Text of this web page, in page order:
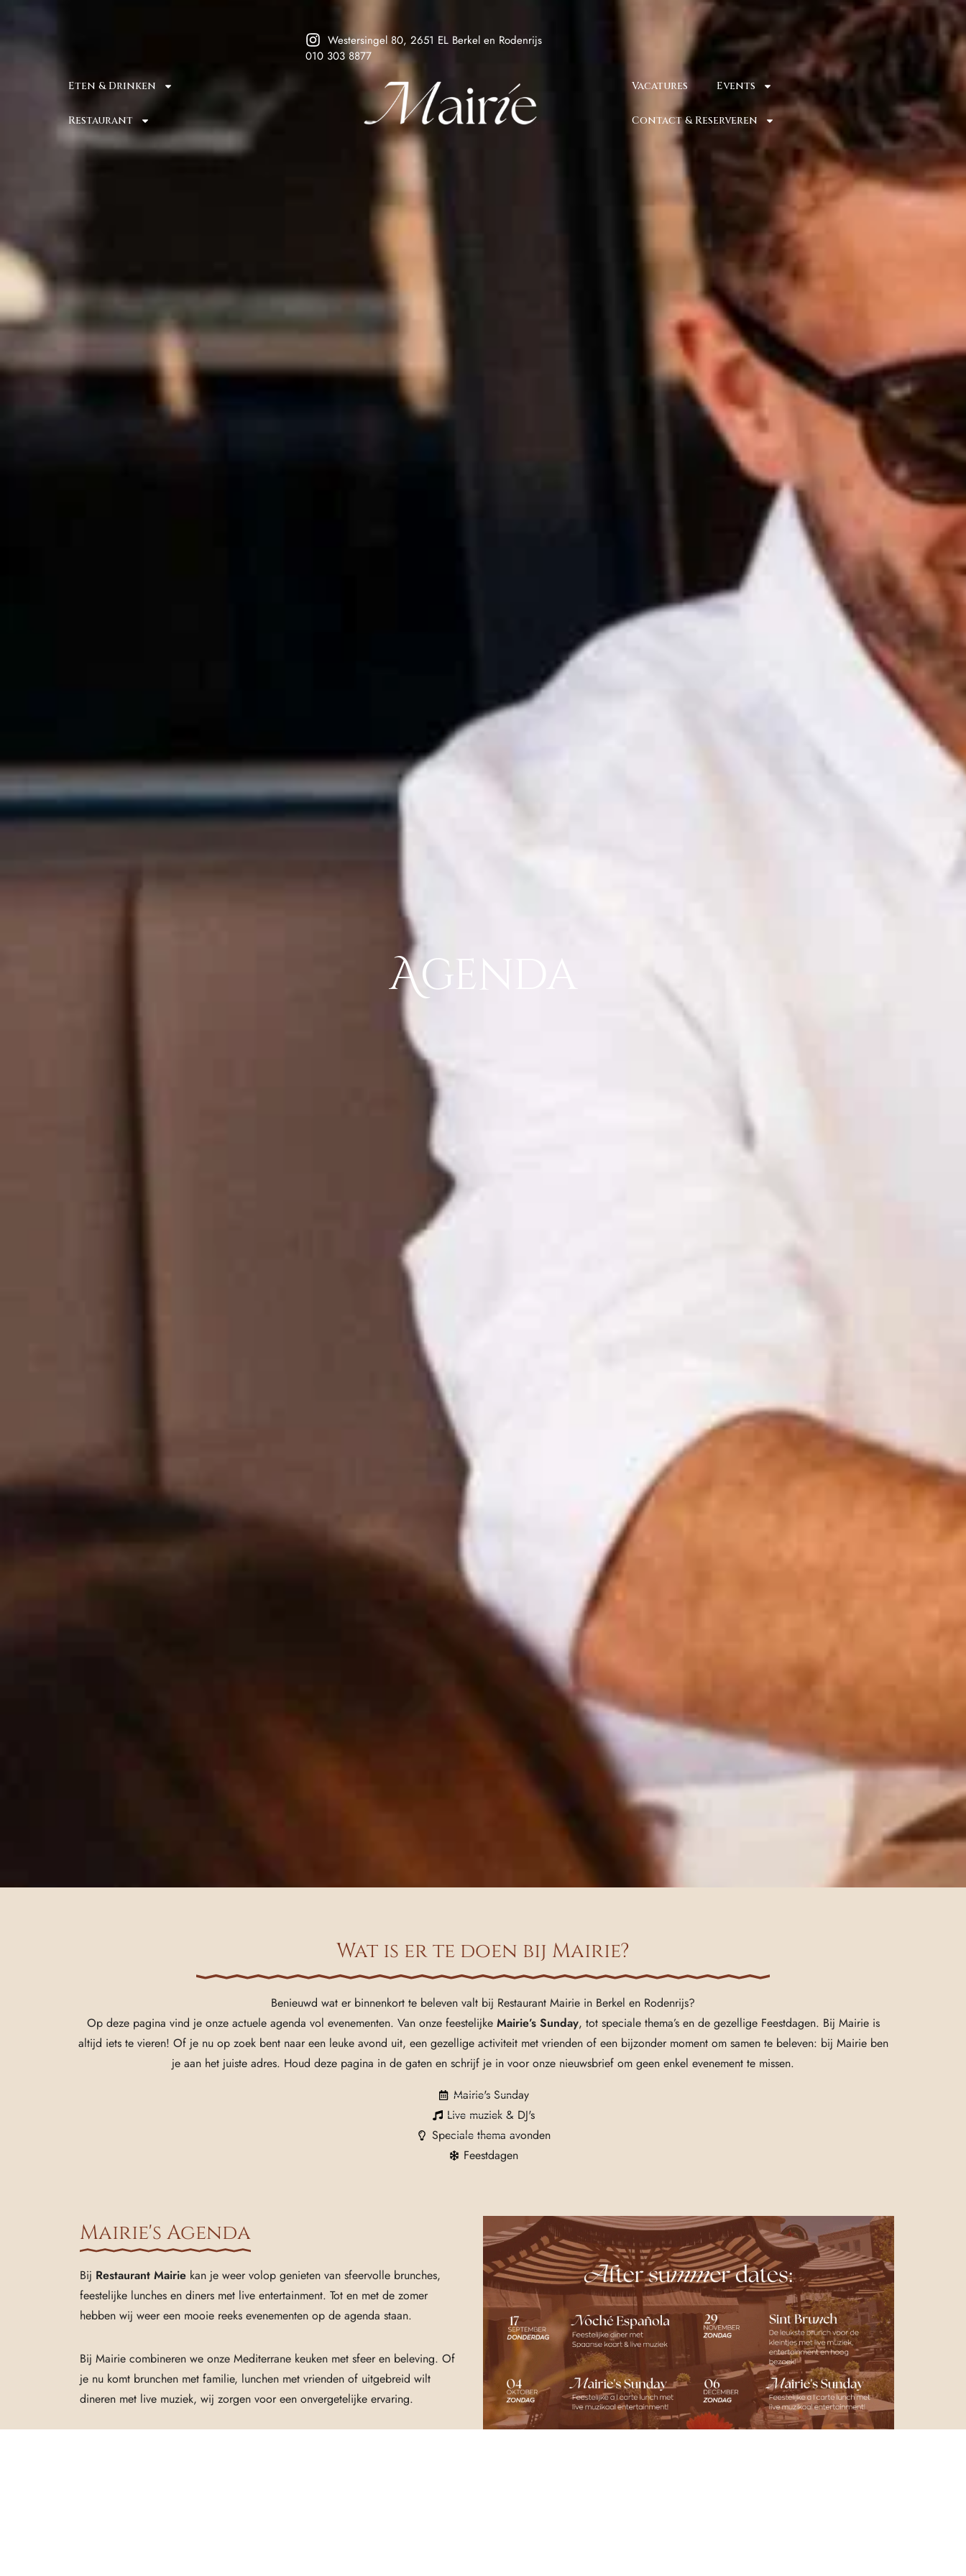
Eten & Drinken
Restaurant
Westersingel 80, 2651 EL Berkel en Rodenrijs
010 303 8877
Vacatures Events
Contact & Reserveren
Agenda
Wat is er te doen bij Mairie?
Benieuwd wat er binnenkort te beleven valt bij Restaurant Mairie in Berkel en Rodenrijs?
Op deze pagina vind je onze actuele agenda vol evenementen. Van onze feestelijke Mairie’s Sunday, tot speciale thema’s en de gezellige Feestdagen. Bij Mairie is
altijd iets te vieren! Of je nu op zoek bent naar een leuke avond uit, een gezellige activiteit met vrienden of een bijzonder moment om samen te beleven: bij Mairie ben
je aan het juiste adres. Houd deze pagina in de gaten en schrijf je in voor onze nieuwsbrief om geen enkel evenement te missen.
Mairie's Sunday
Live muziek & DJ's
Speciale thema avonden
Feestdagen
Mairie's Agenda
Bij Restaurant Mairie kan je weer volop genieten van sfeervolle brunches,
feestelijke lunches en diners met live entertainment. Tot en met de zomer
hebben wij weer een mooie reeks evenementen op de agenda staan.
Bij Mairie combineren we onze Mediterrane keuken met sfeer en beleving. Of
je nu komt brunchen met familie, lunchen met vrienden of uitgebreid wilt
dineren met live muziek, wij zorgen voor een onvergetelijke ervaring.